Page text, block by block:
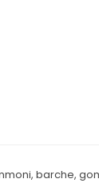
barche,